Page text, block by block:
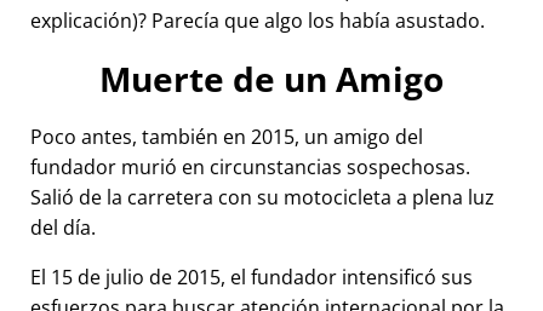
explicación)? Parecía que algo los había asustado.
Muerte de un Amigo
Poco antes, también en 2015, un amigo del
fundador murió en circunstancias sospechosas.
Salió de la carretera con su motocicleta a plena luz
del día.
El 15 de julio de 2015, el fundador intensificó sus